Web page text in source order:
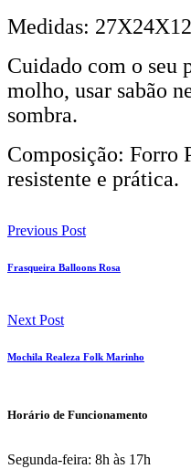
Medidas:
Cuidado com o seu
molho, usar sabão
sombra.
Composição: Forro
resistente e prática.
Previous Post
Frasqueira Balloons Rosa
Next Post
Mochila Realeza Folk Marinho
Horário de Funcionamento
Segunda-feira: 8h às 17h